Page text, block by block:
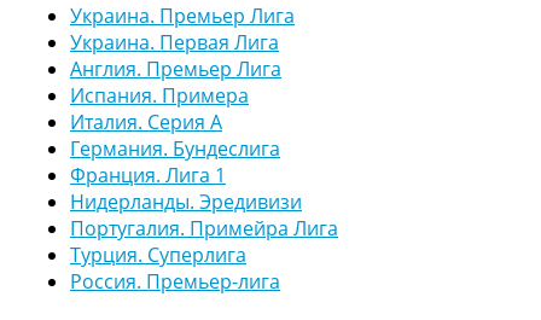
Украина. Премьер Лига
Украина. Первая Лига
Англия. Премьер Лига
Испания. Примера
Италия. Серия А
Германия. Бундеслига
Франция. Лига 1
Нидерланды. Эредивизи
Португалия. Примейра Лига
Турция. Суперлига
Россия. Премьер-лига